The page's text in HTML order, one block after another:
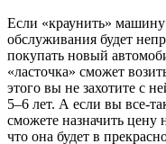
Если «краунить» машину
обслуживания будет
покупать новый
«ласточка» сможет
этого вы не захотите с
5–6 лет. А если вы все-
сможете назначить
что она будет в